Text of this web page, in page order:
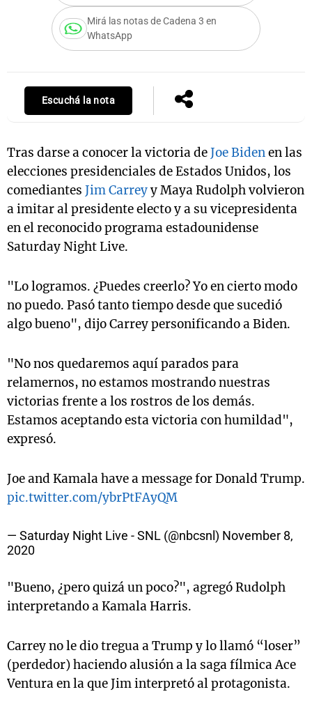
Mirá las notas de Cadena 3 en
WhatsApp
Escuchá la nota
Tras darse a conocer la victoria deJoe Bidenen las
elecciones presidenciales de Estados Unidos, los
comediantes Jim Carreyy Maya Rudolph volvieron
a imitar al presidente electo y a su vicepresidenta
en el reconocido programa estadounidense
Saturday Night Live.
"Lo logramos. ¿Puedes creerlo? Yo en cierto modo
no puedo. Pasó tanto tiempo desde que sucedió
algo bueno", dijo Carrey personificando a Biden.
"No nos quedaremos aquí parados para
relamernos, no estamos mostrando nuestras
victorias frente a los rostros de los demás.
Estamos aceptando esta victoria con humildad",
expresó.
Joe and Kamala have a message for Donald Trump.
pic.twitter.com/ybrPtFAyQM
— Saturday Night Live - SNL (@nbcsnl) November 8,
2020
"Bueno, ¿pero quizá un poco?", agregó Rudolph
interpretando a Kamala Harris.
Carrey no le dio tregua a Trump y lo llamó “loser”
(perdedor) haciendo alusión a la saga fílmica Ace
Ventura en la que Jim interpretó al protagonista.